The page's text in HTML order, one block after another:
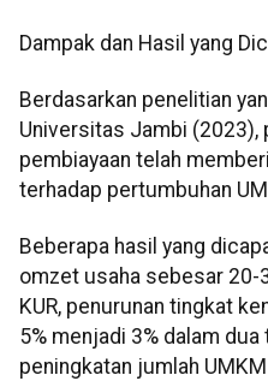
Dampak dan Hasil yang
Berdasarkan penelitian
Universitas Jambi (2023),
pembiayaan telah
terhadap pertumbuhan
Beberapa hasil yang
omzet usaha sebesar 20-
KUR, penurunan tingkat
5% menjadi 3% dalam dua
peningkatan jumlah